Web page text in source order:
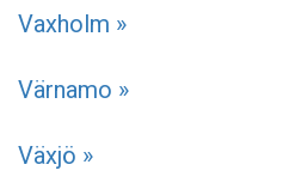
Vaxholm »
Värnamo »
Växjö »